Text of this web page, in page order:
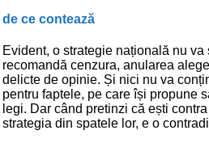
de ce contează
Evident, o strategie națională nu
recomandă cenzura, anularea
delicte de opinie. Și nici nu va
pentru faptele, pe care își propune
legi. Dar când pretinzi că ești
strategia din spatele lor, e o